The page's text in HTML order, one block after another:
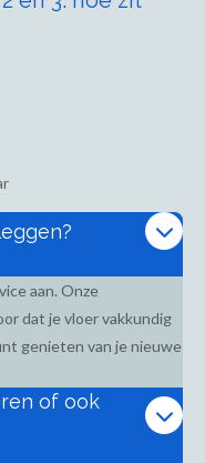
aan. Onze
dat je vloer vakkundig
genieten van je nieuwe
of ook